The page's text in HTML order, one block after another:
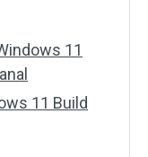
11
11 Build